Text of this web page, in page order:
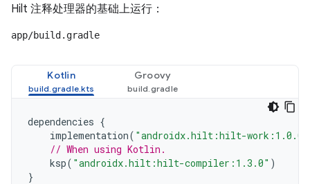
Hilt 注释处理器的基础上运行：
app/build.gradle
Kotlin Groovy
dependencies {
implementation( "androidx.hilt:hilt-work:1.0.0"
// When using Kotlin.
ksp( "androidx.hilt:hilt-compiler:1.3.0" )
}